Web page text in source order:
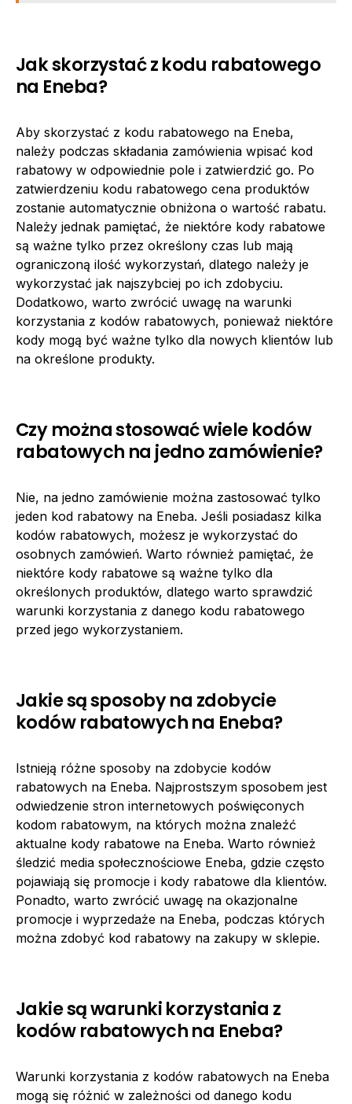
Jak skorzystać z kodu rabatowego
na Eneba?
Aby skorzystać z kodu rabatowego na Eneba,
należy podczas składania zamówienia wpisać kod
rabatowy w odpowiednie pole i zatwierdzić go. Po
zatwierdzeniu kodu rabatowego cena produktów
zostanie automatycznie obniżona o wartość rabatu.
Należy jednak pamiętać, że niektóre kody rabatowe
są ważne tylko przez określony czas lub mają
ograniczoną ilość wykorzystań, dlatego należy je
wykorzystać jak najszybciej po ich zdobyciu.
Dodatkowo, warto zwrócić uwagę na warunki
korzystania z kodów rabatowych, ponieważ niektóre
kody mogą być ważne tylko dla nowych klientów lub
na określone produkty.
Czy można stosować wiele kodów
rabatowych na jedno zamówienie?
Nie, na jedno zamówienie można zastosować tylko
jeden kod rabatowy na Eneba. Jeśli posiadasz kilka
kodów rabatowych, możesz je wykorzystać do
osobnych zamówień. Warto również pamiętać, że
niektóre kody rabatowe są ważne tylko dla
określonych produktów, dlatego warto sprawdzić
warunki korzystania z danego kodu rabatowego
przed jego wykorzystaniem.
Jakie są sposoby na zdobycie
kodów rabatowych na Eneba?
Istnieją różne sposoby na zdobycie kodów
rabatowych na Eneba. Najprostszym sposobem jest
odwiedzenie stron internetowych poświęconych
kodom rabatowym, na których można znaleźć
aktualne kody rabatowe na Eneba. Warto również
śledzić media społecznościowe Eneba, gdzie często
pojawiają się promocje i kody rabatowe dla klientów.
Ponadto, warto zwrócić uwagę na okazjonalne
promocje i wyprzedaże na Eneba, podczas których
można zdobyć kod rabatowy na zakupy w sklepie.
Jakie są warunki korzystania z
kodów rabatowych na Eneba?
Warunki korzystania z kodów rabatowych na Eneba
mogą się różnić w zależności od danego kodu